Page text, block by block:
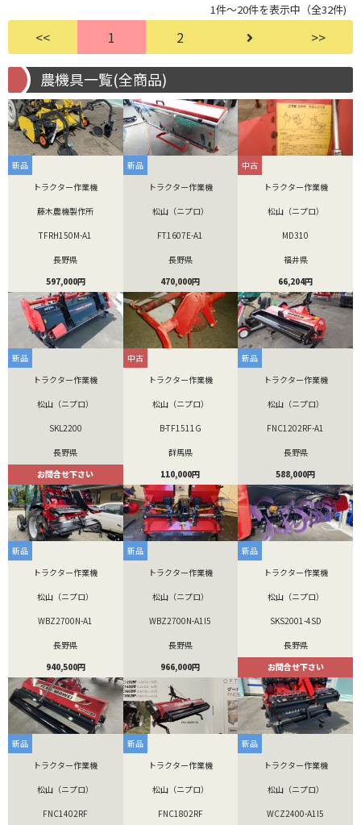
1件～20件を表示中（全32件)
<< 1 2 >>
農機具一覧(全商品)
新品
トラクター作業機
藤木農機製作所
TFRH150M-A1
長野県
597,000円
新品
トラクター作業機
松山（ニプロ）
FT1607E-A1
長野県
470,000円
中古
トラクター作業機
松山（ニプロ）
MD310
福井県
66,204円
新品
トラクター作業機
松山（ニプロ）
SKL2200
長野県
お問合せ下さい
中古
トラクター作業機
松山（ニプロ）
B-TF1511G
群馬県
110,000円
新品
トラクター作業機
松山（ニプロ）
FNC1202RF-A1
長野県
588,000円
新品
トラクター作業機
松山（ニプロ）
WBZ2700N-A1
長野県
940,500円
新品
トラクター作業機
松山（ニプロ）
WBZ2700N-A1I5
長野県
966,000円
新品
トラクター作業機
松山（ニプロ）
SKS2001-4SD
長野県
お問合せ下さい
新品
トラクター作業機
松山（ニプロ）
FNC1402RF
新品
トラクター作業機
松山（ニプロ）
FNC1802RF
新品
トラクター作業機
松山（ニプロ）
WCZ2400-A1I5